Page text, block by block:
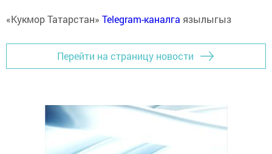
«Кукмор Татарстан» Telegram-каналга язылыгыз
Перейти на страницу новости